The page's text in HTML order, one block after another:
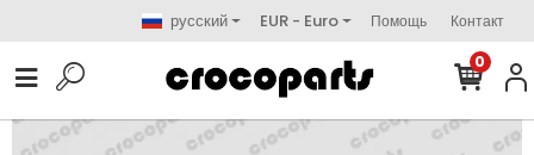
русский EUR - Euro Помощь Контакт
0